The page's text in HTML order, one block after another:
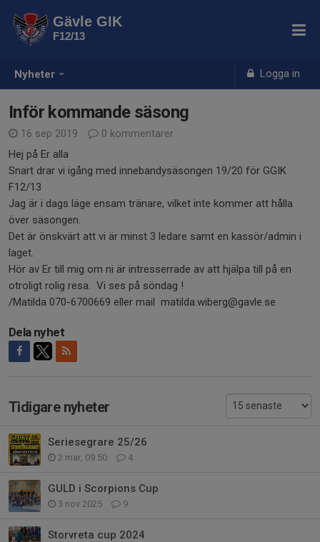
Nyheter Logga in
Gävle GIK
F12/13
Inför kommande säsong
16 sep 2019
0 kommentarer
Hej på Er alla
Snart drar vi igång med innebandysäsongen 19/20 för GGIK
F12/13
Jag är i dags läge ensam tränare, vilket inte kommer att hålla
över säsongen.
Det är önskvärt att vi är minst 3 ledare samt en kassör/admin i
laget.
Hör av Er till mig om ni är intresserrade av att hjälpa till på en
otroligt rolig resa. Vi ses på söndag !
/Matilda 070-6700669 eller mail matilda.wiberg@gavle.se
Dela nyhet
Tidigare nyheter
Seriesegrare 25/26
2 mar, 09:50 4
GULD i Scorpions Cup
3 nov 2025 9
Storvreta cup 2024